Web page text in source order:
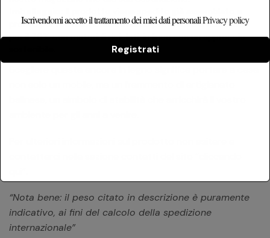
pronto per l’installazione. L’imballo protettivo è realizzato
per il 70% con materiali riciclati, in linea con un approccio
“Nota bene: il peso citato in descrizione è puramente
indicativo, ai fini del calcolo della spedizione
internazionale”
Iscrivendomi accetto il trattamento dei miei dati personaliPrivacy policy
Registrati